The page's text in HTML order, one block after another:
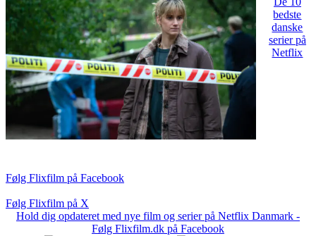
bedste
danske
serier på
Netflix
Følg Flixfilm på Facebook
Følg Flixfilm på X
Hold dig opdateret med nye film og serier på Netflix Danmark -
Følg Flixfilm.dk på Facebook